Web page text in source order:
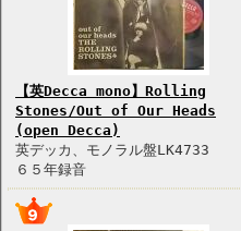
【英Decca mono】Rolling
Stones/Out of Our Heads
(open Decca)
英デッカ、モノラル盤LK4733
６５年録音